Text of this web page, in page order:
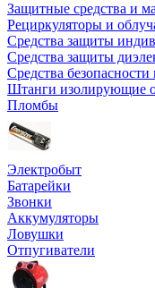
Защитные средства и
Рециркуляторы и
Средства защиты
Средства защиты
Средства
Штанги изолирующие
Пломбы
Электробыт
Батарейки
Звонки
Аккумуляторы
Ловушки
Отпугиватели